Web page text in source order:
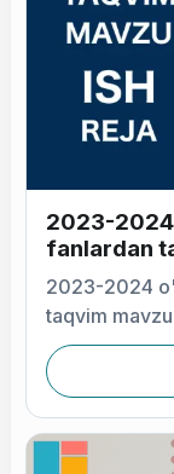
2023-
fanlardan
2023-2024
taqvim